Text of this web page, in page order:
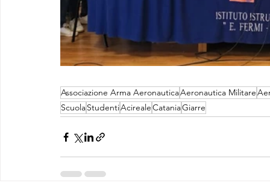
Associazione Arma AeronauticaAeronautica Militare
ScuolaStudentiAcirealeCataniaGiarre